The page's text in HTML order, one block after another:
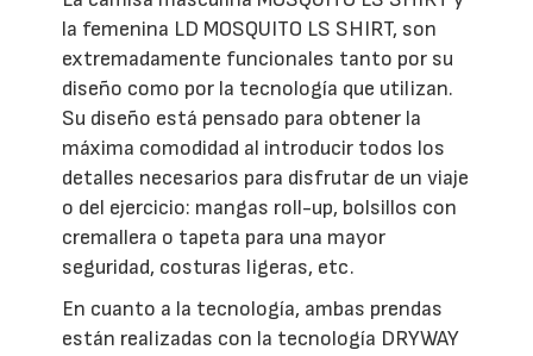
la femenina LD MOSQUITO LS SHIRT, son
extremadamente funcionales tanto por su
diseño como por la tecnología que utilizan.
Su diseño está pensado para obtener la
máxima comodidad al introducir todos los
detalles necesarios para disfrutar de un viaje
o del ejercicio: mangas roll-up, bolsillos con
cremallera o tapeta para una mayor
seguridad, costuras ligeras, etc.
En cuanto a la tecnología, ambas prendas
están realizadas con la tecnología DRYWAY